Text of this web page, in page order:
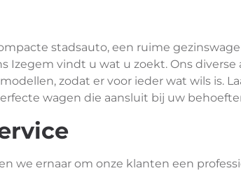
stadsauto, een ruime
Izegem vindt u wat u zoekt. Ons diverse
zodat er voor ieder wat wils is.
wagen die aansluit bij uw
we ernaar om onze klanten een